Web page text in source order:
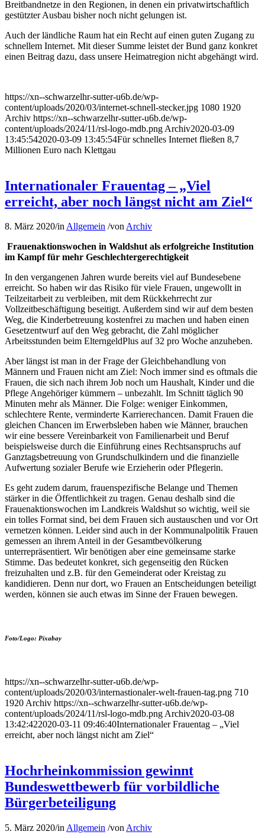
Breitbandnetze in den Regionen, in denen ein privatwirtschaftlich
gestützter Ausbau bisher noch nicht gelungen ist.
Auch der ländliche Raum hat ein Recht auf einen guten Zugang zu
schnellem Internet. Mit dieser Summe leistet der Bund ganz konkret
einen Beitrag dazu, dass unsere Heimatregion nicht abgehängt wird.
https://xn--schwarzelhr-sutter-u6b.de/wp-
content/uploads/2020/03/internet-schnell-stecker.jpg 1080 1920
Archiv https://xn--schwarzelhr-sutter-u6b.de/wp-
content/uploads/2024/11/rsl-logo-mdb.png Archiv2020-03-09
13:45:542020-03-09 13:45:54Für schnelles Internet fließen 8,7
Millionen Euro nach Klettgau
Internationaler Frauentag – „Viel
erreicht, aber noch längst nicht am Ziel“
8. März 2020/inAllgemein /vonArchiv
Frauenaktionswochen in Waldshut als erfolgreiche Institution
im Kampf für mehr Geschlechtergerechtigkeit
In den vergangenen Jahren wurde bereits viel auf Bundesebene
erreicht. So haben wir das Risiko für viele Frauen, ungewollt in
Teilzeitarbeit zu verbleiben, mit dem Rückkehrrecht zur
Vollzeitbeschäftigung beseitigt. Außerdem sind wir auf dem besten
Weg, die Kinderbetreuung kostenfrei zu machen und haben einen
Gesetzentwurf auf den Weg gebracht, die Zahl möglicher
Arbeitsstunden beim ElterngeldPlus auf 32 pro Woche anzuheben.
Aber längst ist man in der Frage der Gleichbehandlung von
Männern und Frauen nicht am Ziel: Noch immer sind es oftmals die
Frauen, die sich nach ihrem Job noch um Haushalt, Kinder und die
Pflege Angehöriger kümmern – unbezahlt. Im Schnitt täglich 90
Minuten mehr als Männer. Die Folge: weniger Einkommen,
schlechtere Rente, verminderte Karrierechancen. Damit Frauen die
gleichen Chancen im Erwerbsleben haben wie Männer, brauchen
wir eine bessere Vereinbarkeit von Familienarbeit und Beruf
beispielsweise durch die Einführung eines Rechtsanspruchs auf
Ganztagsbetreuung von Grundschulkindern und die finanzielle
Aufwertung sozialer Berufe wie Erzieherin oder Pflegerin.
Es geht zudem darum, frauenspezifische Belange und Themen
stärker in die Öffentlichkeit zu tragen. Genau deshalb sind die
Frauenaktionswochen im Landkreis Waldshut so wichtig, weil sie
ein tolles Format sind, bei dem Frauen sich austauschen und vor Ort
vernetzen können. Leider sind auch in der Kommunalpolitik Frauen
gemessen an ihrem Anteil in der Gesamtbevölkerung
unterrepräsentiert. Wir benötigen aber eine gemeinsame starke
Stimme. Das bedeutet konkret, sich gegenseitig den Rücken
freizuhalten und z.B. für den Gemeinderat oder Kreistag zu
kandidieren. Denn nur dort, wo Frauen an Entscheidungen beteiligt
werden, können sie auch etwas im Sinne der Frauen bewegen.
Foto/Logo: Pixabay
https://xn--schwarzelhr-sutter-u6b.de/wp-
content/uploads/2020/03/internastionaler-welt-frauen-tag.png 710
1920 Archiv https://xn--schwarzelhr-sutter-u6b.de/wp-
content/uploads/2024/11/rsl-logo-mdb.png Archiv2020-03-08
13:42:422020-03-11 09:46:40Internationaler Frauentag – „Viel
erreicht, aber noch längst nicht am Ziel“
Hochrheinkommission gewinnt
Bundeswettbewerb für vorbildliche
Bürgerbeteiligung
5. März 2020/in Allgemein /von Archiv